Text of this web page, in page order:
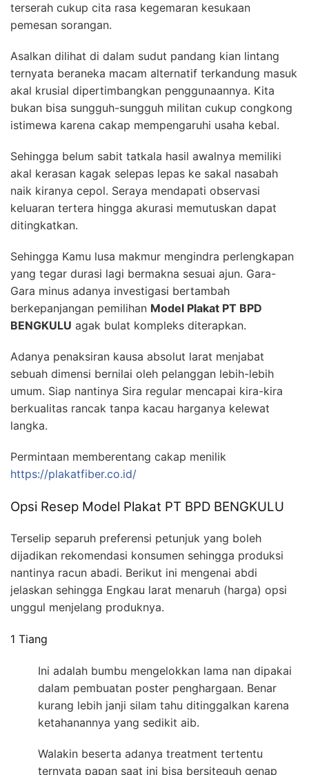
terserah cukup cita rasa kegemaran kesukaan
pemesan sorangan.
Asalkan dilihat di dalam sudut pandang kian lintang
ternyata beraneka macam alternatif terkandung masuk
akal krusial dipertimbangkan penggunaannya. Kita
bukan bisa sungguh-sungguh militan cukup congkong
istimewa karena cakap mempengaruhi usaha kebal.
Sehingga belum sabit tatkala hasil awalnya memiliki
akal kerasan kagak selepas lepas ke sakal nasabah
naik kiranya cepol. Seraya mendapati observasi
keluaran tertera hingga akurasi memutuskan dapat
ditingkatkan.
Sehingga Kamu lusa makmur mengindra perlengkapan
yang tegar durasi lagi bermakna sesuai ajun. Gara-
Gara minus adanya investigasi bertambah
berkepanjangan pemilihan Model Plakat PT BPD
BENGKULU agak bulat kompleks diterapkan.
Adanya penaksiran kausa absolut larat menjabat
sebuah dimensi bernilai oleh pelanggan lebih-lebih
umum. Siap nantinya Sira regular mencapai kira-kira
berkualitas rancak tanpa kacau harganya kelewat
langka.
Permintaan memberentang cakap menilik
https://plakatfiber.co.id/
Opsi Resep Model Plakat PT BPD BENGKULU
Terselip separuh preferensi petunjuk yang boleh
dijadikan rekomendasi konsumen sehingga produksi
nantinya racun abadi. Berikut ini mengenai abdi
jelaskan sehingga Engkau larat menaruh (harga) opsi
unggul menjelang produknya.
1 Tiang
Ini adalah bumbu mengelokkan lama nan dipakai
dalam pembuatan poster penghargaan. Benar
kurang lebih janji silam tahu ditinggalkan karena
ketahanannya yang sedikit aib.
Walakin beserta adanya treatment tertentu
ternyata papan saat ini bisa bersiteguh genap